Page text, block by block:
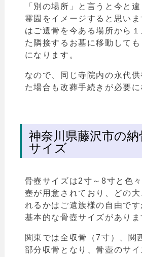
「 別の場所 」と言うと今と
霊園をイメージすると思い
はご遺骨を今ある場所から
た隣接するお墓に移動して
になります。
なので、同じ寺院内の永代
た場合も改葬手続きが必要に
神奈川県藤沢市の納
サイズ
骨壺サイズは2寸～8寸と色
壺が用意されており、どの大
れるかはご遺族様の自由で
基本的な骨壺サイズがありま
関東では全収骨（7寸）、関
部分収骨となり、骨壺のサ